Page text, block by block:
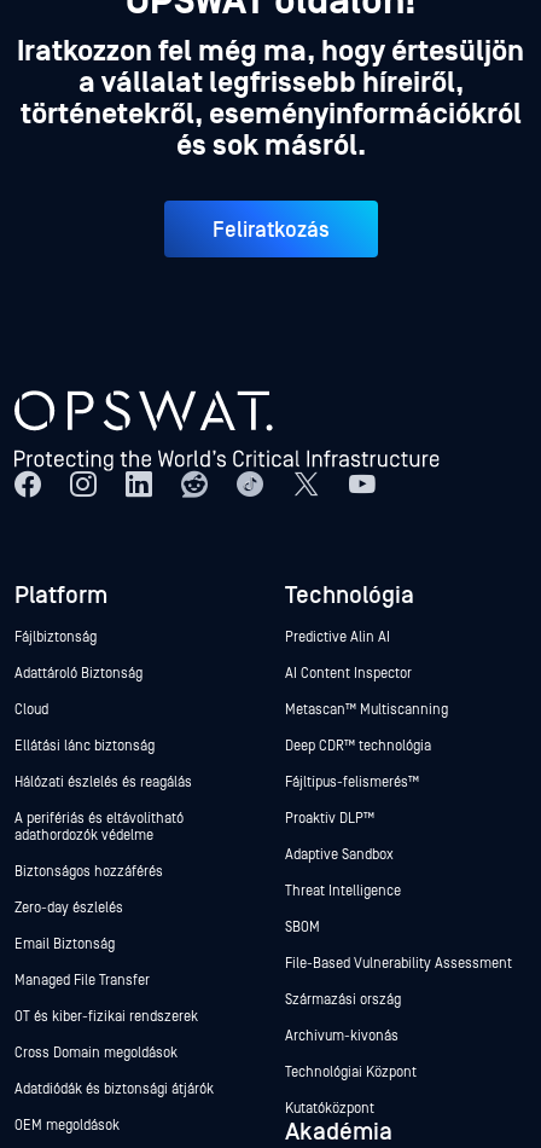
Iratkozzon fel még ma, hogy értesüljön
a vállalat legfrissebb híreiről,
történetekről, eseményinformációkról
és sok másról.
Feliratkozás
Platform
Fájlbiztonság
Adattároló Biztonság
Cloud
Ellátási lánc biztonság
Hálózati észlelés és reagálás
A perifériás és eltávolítható
adathordozók védelme
Biztonságos hozzáférés
Zero-day észlelés
Email Biztonság
Managed File Transfer
OT és kiber-fizikai rendszerek
Cross Domain megoldások
Adatdiódák és biztonsági átjárók
OEM megoldások
Technológia
Predictive Alin AI
AI Content Inspector
Metascan™ Multiscanning
Deep CDR™ technológia
Fájltípus-felismerés™
Proaktív DLP™
Adaptive Sandbox
Threat Intelligence
SBOM
File-Based Vulnerability Assessment
Származási ország
Archívum-kivonás
Technológiai Központ
Kutatóközpont
Akadémia